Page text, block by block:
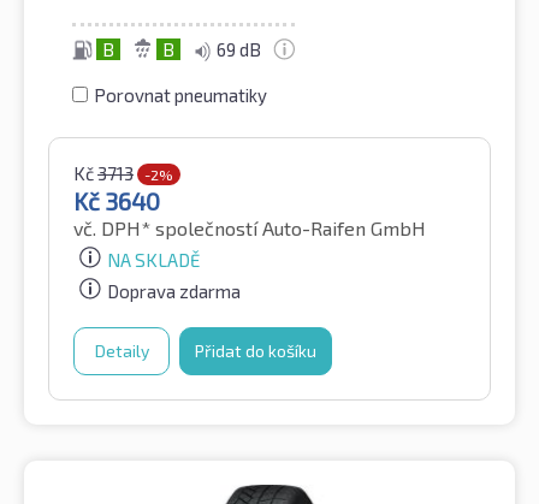
B B 69 dB
Porovnat pneumatiky
Kč3713 -2%
Kč 3640
vč. DPH* společností Auto-Raifen GmbH
NA SKLADĚ
Doprava zdarma
Detaily Přidat do košíku